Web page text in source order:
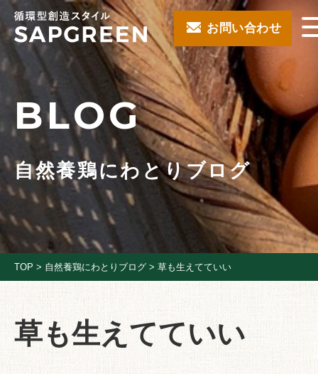
お問い合わせ
BLOG
自然養鶏にわとりブログ
TOP > 自然養鶏にわとりブログ > 草も生えてていい
草も生えてていい